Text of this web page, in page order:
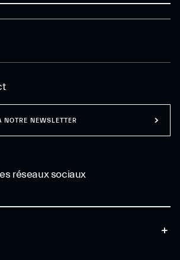
réseaux sociaux
NEWSLETTER